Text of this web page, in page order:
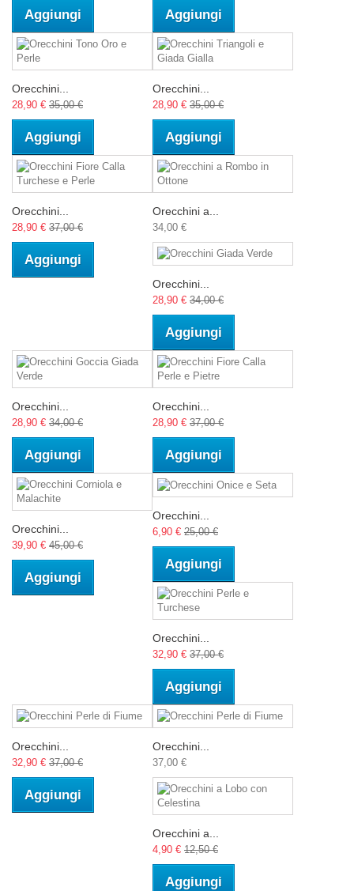
Aggiungi Aggiungi
Orecchini...
28,90 € 35,00 €
Aggiungi
Orecchini...
28,90 € 35,00 €
Aggiungi
Orecchini...
28,90 € 37,00 €
Aggiungi
Orecchini a...
34,00 €
Orecchini...
28,90 € 34,00 €
Aggiungi
Orecchini...
28,90 € 34,00 €
Aggiungi
Orecchini...
28,90 € 37,00 €
Aggiungi
Orecchini...
39,90 € 45,00 €
Aggiungi
Orecchini...
6,90 € 25,00 €
Aggiungi
Orecchini...
32,90 € 37,00 €
Aggiungi
Orecchini...
32,90 € 37,00 €
Aggiungi
Orecchini...
37,00 €
Orecchini a...
4,90 € 12,50 €
Aggiungi